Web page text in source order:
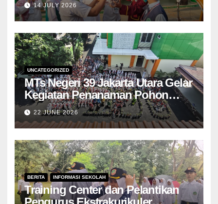
Cinta Lingkungan kepada
Peserta Didik Baru
14 JULY 2026
UNCATEGORIZED
MTs Negeri 39 Jakarta Utara Gelar
Kegiatan Penanaman Pohon
sebagai Wujud Kepedulian
Lingkungan
22 JUNE 2026
BERITA INFORMASI SEKOLAH
Training Center dan Pelantikan